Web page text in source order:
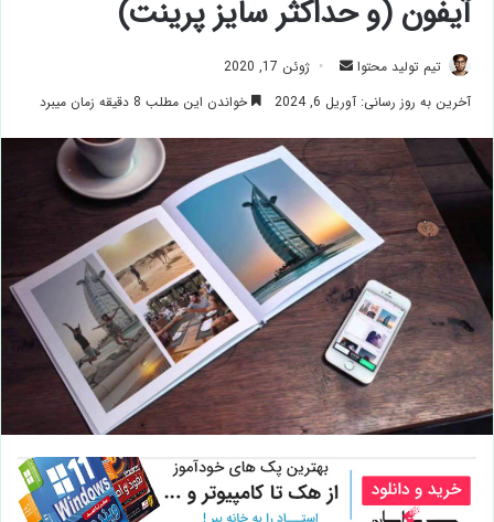
آیفون (و حداکثر سایز پرینت)
تیم تولید محتوا
ارسال
ایمیل
ژوئن 17, 2020
آخرین به روز رسانی: آوریل 6, 2024
خواندن این مطلب 8 دقیقه زمان میبرد